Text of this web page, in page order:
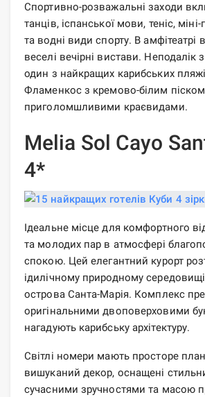
Спортивно-розважальні заходи
танців, іспанської мови, теніс,
та водні види спорту. В амфітеатрі
веселі вечірні вистави. Неподалік
один з найкращих карибських
Фламенкос з кремово-білим піском
приголомшливими краєвидами.
Melia Sol Cayo
4*
Ідеальне місце для комфортного
та молодих пар в атмосфері
спокою. Цей елегантний курорт
ідилічному природному
острова Санта-Марія. Комплекс
оригінальними двоповерховими
нагадують карибську архітектуру.
Світлі номери мають просторе
вишуканий декор, оснащені
сучасними зручностями та масою